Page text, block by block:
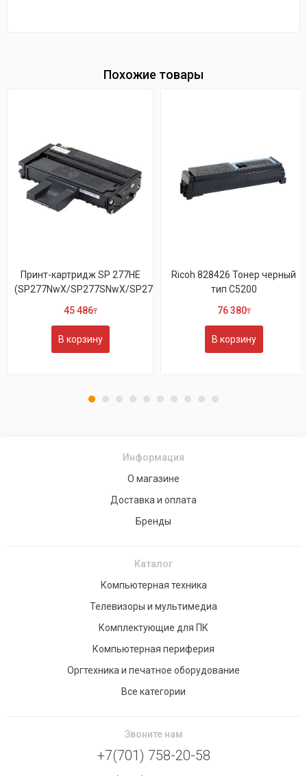
Похожие товары
Принт-картридж SP 277HE
(SP277NwX/SP277SNwX/SP277SFNwX)
45 486₸
В корзину
Ricoh 828426 Тонер черный
тип C5200
76 380₸
В корзину
Информация
О магазине
Доставка и оплата
Бренды
Каталог
Компьютерная техника
Телевизоры и мультимедиа
Комплектующие для ПК
Компьютерная периферия
Оргтехника и печатное оборудование
Все категории
Звоните нам
+7(701) 758-20-58